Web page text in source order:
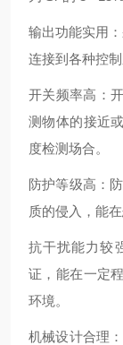
输出功能实用
连接到各种控
开关频率高：
测物体的接近
度检测场合。
防护等级高：
质的侵入，能
抗干扰能力较
证，能在一定
环境。
机械设计合理